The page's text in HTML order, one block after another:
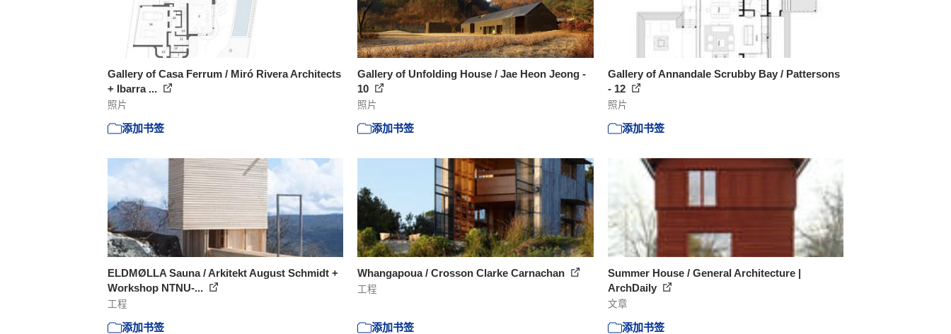
Gallery of Casa Ferrum / Miró Rivera Architects
+ Ibarra ...
照片
添加书签
Gallery of Unfolding House / Jae Heon Jeong -
10
照片
添加书签
Gallery of Annandale Scrubby Bay / Pattersons
- 12
照片
添加书签
ELDMØLLA Sauna / Arkitekt August Schmidt +
Workshop NTNU-...
工程
添加书签
Whangapoua / Crosson Clarke Carnachan
工程
添加书签
Summer House / General Architecture |
ArchDaily
文章
添加书签